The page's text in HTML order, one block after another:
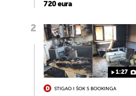
720 eura
1:27
STIGAO I ŠOK S BOOKINGA